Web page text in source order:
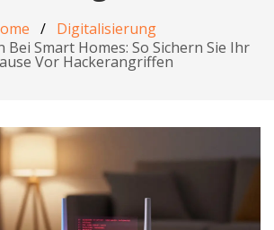
Digitalisierung
Bei Smart Homes: So Sichern Sie Ihr
Vor Hackerangriffen